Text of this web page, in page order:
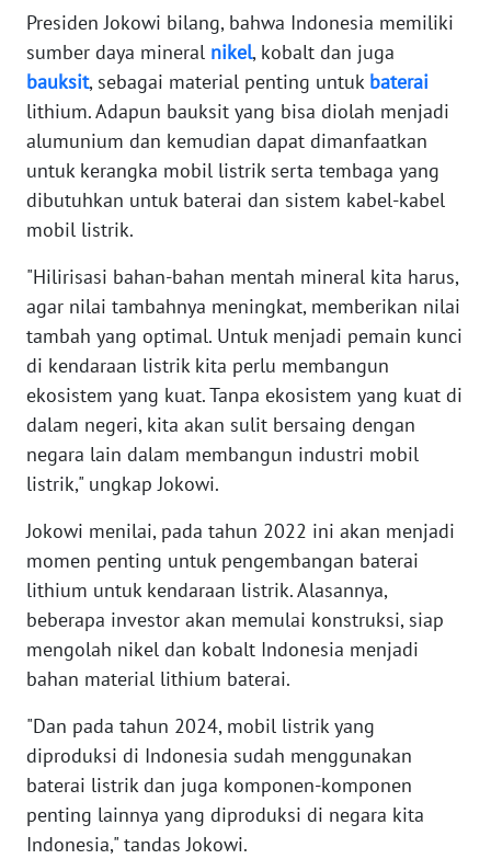
Presiden Jokowi bilang, bahwa Indonesia memiliki
sumber daya mineral nikel, kobalt dan juga
bauksit, sebagai material penting untuk baterai
lithium. Adapun bauksit yang bisa diolah menjadi
alumunium dan kemudian dapat dimanfaatkan
untuk kerangka mobil listrik serta tembaga yang
dibutuhkan untuk baterai dan sistem kabel-kabel
mobil listrik.
"Hilirisasi bahan-bahan mentah mineral kita harus,
agar nilai tambahnya meningkat, memberikan nilai
tambah yang optimal. Untuk menjadi pemain kunci
di kendaraan listrik kita perlu membangun
ekosistem yang kuat. Tanpa ekosistem yang kuat di
dalam negeri, kita akan sulit bersaing dengan
negara lain dalam membangun industri mobil
listrik," ungkap Jokowi.
Jokowi menilai, pada tahun 2022 ini akan menjadi
momen penting untuk pengembangan baterai
lithium untuk kendaraan listrik. Alasannya,
beberapa investor akan memulai konstruksi, siap
mengolah nikel dan kobalt Indonesia menjadi
bahan material lithium baterai.
"Dan pada tahun 2024, mobil listrik yang
diproduksi di Indonesia sudah menggunakan
baterai listrik dan juga komponen-komponen
penting lainnya yang diproduksi di negara kita
Indonesia," tandas Jokowi.
BARAT
WN
RIAU
WN
SERAMBI
WN
WN
SULTRA
WN
NTB
WN
SULTENG
WN
SULBAR
BABEL
WN
SUMBAR
SUMSEL